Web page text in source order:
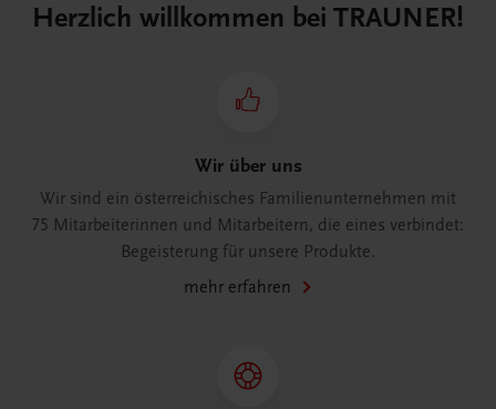
Herzlich willkommen bei TRAUNER!
Wir über uns
Wir sind ein österreichisches Familienunternehmen mit
75 Mitarbeiterinnen und Mitarbeitern, die eines verbindet:
Begeisterung für unsere Produkte.
mehr erfahren